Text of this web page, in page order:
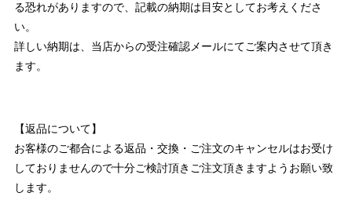
る恐れがありますので、記載の納期は目安としてお考えくださ
い。
詳しい納期は、当店からの受注確認メールにてご案内させて頂き
ます。
【返品について】
お客様のご都合による返品・交換・ご注文のキャンセルはお受け
しておりませんので十分ご検討頂きご注文頂きますようお願い致
します。